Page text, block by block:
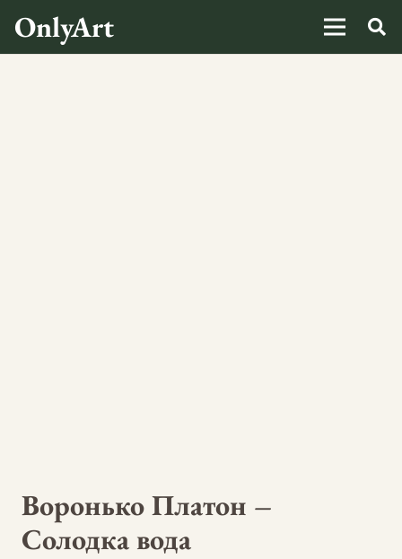
OnlyArt
Воронько Платон –
Солодка вода